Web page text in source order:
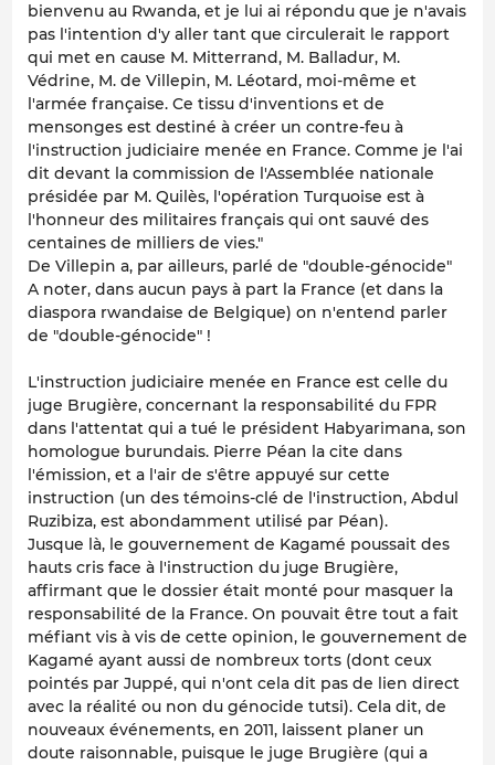
bienvenu au Rwanda, et je lui ai répondu que je n'avais
pas l'intention d'y aller tant que circulerait le rapport
qui met en cause M. Mitterrand, M. Balladur, M.
Védrine, M. de Villepin, M. Léotard, moi-même et
l'armée française. Ce tissu d'inventions et de
mensonges est destiné à créer un contre-feu à
l'instruction judiciaire menée en France. Comme je l'ai
dit devant la commission de l'Assemblée nationale
présidée par M. Quilès, l'opération Turquoise est à
l'honneur des militaires français qui ont sauvé des
centaines de milliers de vies."
De Villepin a, par ailleurs, parlé de "double-génocide"
A noter, dans aucun pays à part la France (et dans la
diaspora rwandaise de Belgique) on n'entend parler
de "double-génocide" !
L'instruction judiciaire menée en France est celle du
juge Brugière, concernant la responsabilité du FPR
dans l'attentat qui a tué le président Habyarimana, son
homologue burundais. Pierre Péan la cite dans
l'émission, et a l'air de s'être appuyé sur cette
instruction (un des témoins-clé de l'instruction, Abdul
Ruzibiza, est abondamment utilisé par Péan).
Jusque là, le gouvernement de Kagamé poussait des
hauts cris face à l'instruction du juge Brugière,
affirmant que le dossier était monté pour masquer la
responsabilité de la France. On pouvait être tout a fait
méfiant vis à vis de cette opinion, le gouvernement de
Kagamé ayant aussi de nombreux torts (dont ceux
pointés par Juppé, qui n'ont cela dit pas de lien direct
avec la réalité ou non du génocide tutsi). Cela dit, de
nouveaux événements, en 2011, laissent planer un
doute raisonnable, puisque le juge Brugière (qui a